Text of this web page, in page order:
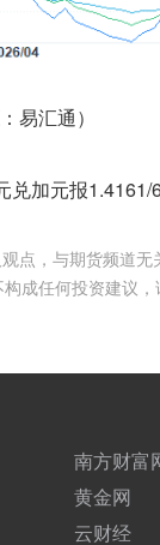
易汇通）
加元报1.4161/
点，与期货频道
成任何投资建议
南方财富
黄金网
云财经